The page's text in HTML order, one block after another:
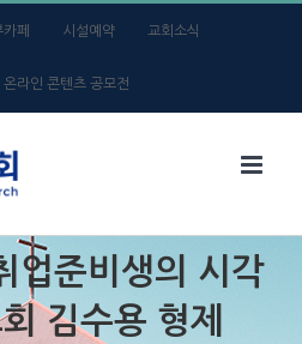
페 시설예약 교회소식
라인 콘텐츠 공모전
업준비생의 시각
김수용 형제